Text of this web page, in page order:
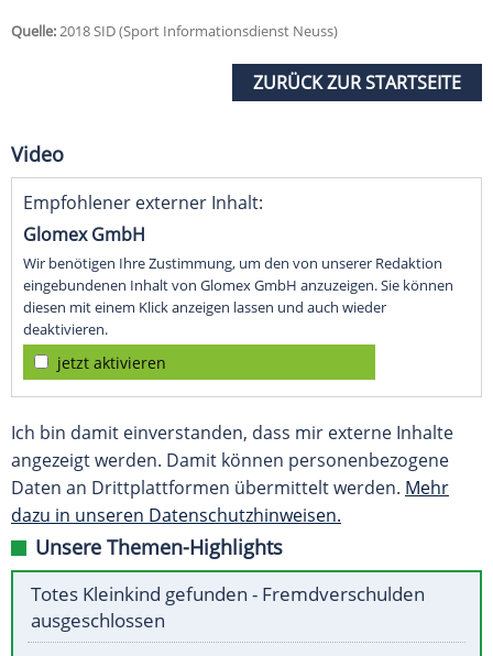
Quelle:2018 SID (Sport Informationsdienst Neuss)
ZURÜCK ZUR STARTSEITE
Video
Empfohlener externer Inhalt:
Glomex GmbH
Wir benötigen Ihre Zustimmung, um den von unserer Redaktion
eingebundenen Inhalt von Glomex GmbH anzuzeigen. Sie können
diesen mit einem Klick anzeigen lassen und auch wieder
deaktivieren.
jetzt aktivieren
Ich bin damit einverstanden, dass mir externe Inhalte
angezeigt werden. Damit können personenbezogene
Daten an Drittplattformen übermittelt werden. Mehr
dazu in unseren Datenschutzhinweisen.
Unsere Themen-Highlights
Totes Kleinkind gefunden - Fremdverschulden
ausgeschlossen